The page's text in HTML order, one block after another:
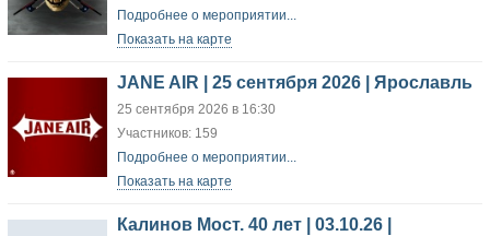
Подробнее о мероприятии...
Показать на карте
JANE AIR | 25 сентября 2026 | Ярославль
25 сентября 2026 в 16:30
Участников: 159
Подробнее о мероприятии...
Показать на карте
Калинов Мост. 40 лет | 03.10.26 |